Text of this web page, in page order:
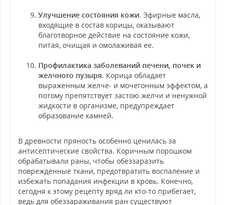
Улучшение состояния кожи. Эфирные масла,
входящие в состав корицы, оказывают
благотворное действие на состояние кожи,
питая, очищая и омолаживая ее.
Профилактика заболеваний печени, почек и
желчного пузыря. Корица обладает
выраженным желче- и мочегонным эффектом, а
потому препятствует застою желчи и ненужной
жидкости в организме, предупреждает
образование камней.
В древности пряность особенно ценилась за
антисептические свойства. Коричным порошком
обрабатывали раны, чтобы обеззаразить
поврежденные ткани, предотвратить воспаление и
избежать попадания инфекции в кровь. Конечно,
сегодня к этому рецепту вряд ли кто-то прибегает,
ведь для обеззараживания ран существуют